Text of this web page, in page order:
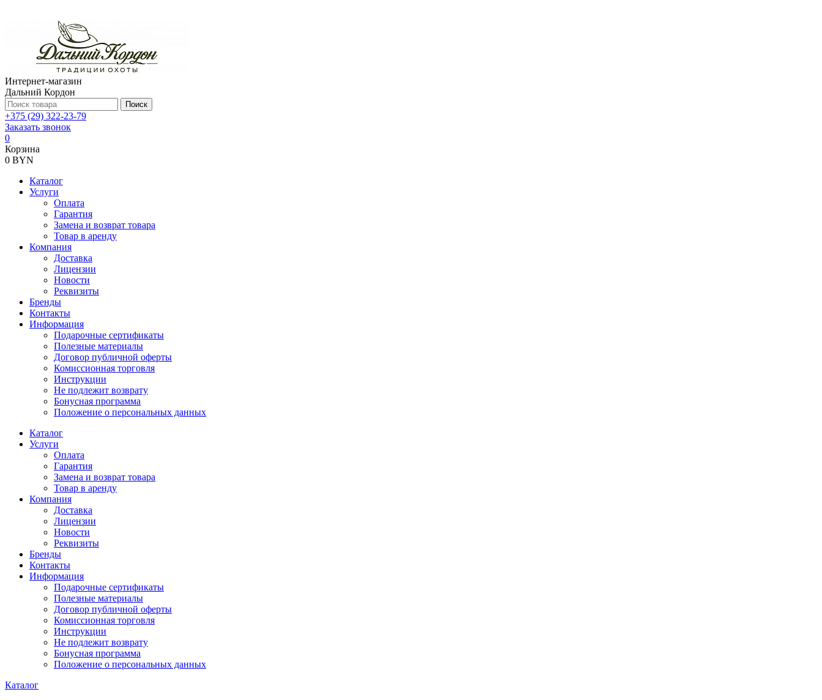
Интернет-магазин
Дальний Кордон
Поиск
+375 (29) 322-23-79
Заказать звонок
0
Корзина
0 BYN
Каталог
Услуги
Оплата
Гарантия
Замена и возврат товара
Товар в аренду
Компания
Доставка
Лицензии
Новости
Реквизиты
Бренды
Контакты
Информация
Подарочные сертификаты
Полезные материалы
Договор публичной оферты
Комиссионная торговля
Инструкции
Не подлежит возврату
Бонусная программа
Положение о персональных данных
Каталог
Услуги
Оплата
Гарантия
Замена и возврат товара
Товар в аренду
Компания
Доставка
Лицензии
Новости
Реквизиты
Бренды
Контакты
Информация
Подарочные сертификаты
Полезные материалы
Договор публичной оферты
Комиссионная торговля
Инструкции
Не подлежит возврату
Бонусная программа
Положение о персональных данных
Каталог